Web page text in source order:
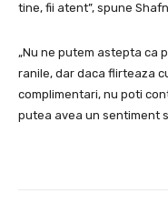
tine, fii atent”, spune
„Nu ne putem astepta ca
ranile, dar daca flirteaza
complimentari, nu poti
putea avea un sentiment